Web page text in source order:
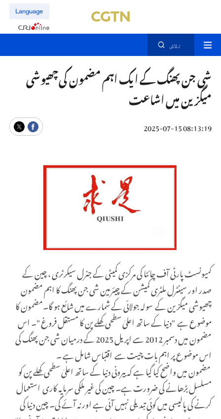
Language
تلاش
شی جن پھنگ کے ایک اہم مضمون کی چھیوشی
میگزین میں اشاعت
08:13:19 2025-07-15
کمیونسٹ پارٹی آف چائنا کی مرکزی کمیٹی کے جنرل سیکرٹری ، چین کے
صدر اور سینٹرل ملٹری کمیشن کے چیئرمین شی جن پھنگ کا اہم مضمون
چھیوشی میگزین کے سولہ جولائی کے شمارے میں شائع ہو گا۔مضمون کا
موضوع ہے "دنیا کے ساتھ اعلیٰ سطحی کھلے پن کا مستقل فروغ "۔ اس
مضمون میں دسمبر 2012 سے اپریل 2025 کے درمیان شی جن پھنگ کی
اس موضوع پر اہم بات چیت سے اقتباس شامل ہے ۔
مضمون میں واضح کیا گیا ہے کہ بیرونی دنیا کے ساتھ اعلیٰ سطحی کھلے پن کو
مسلسل بڑھانے کی ضرورت ہے۔ چین کی غیر ملکی سرمایہ کاری استعمال
کرنے کی پالیسی میں کوئی تبدیلی نہیں آئی ہے اور نہ آئے گی۔ چین دنیا کی